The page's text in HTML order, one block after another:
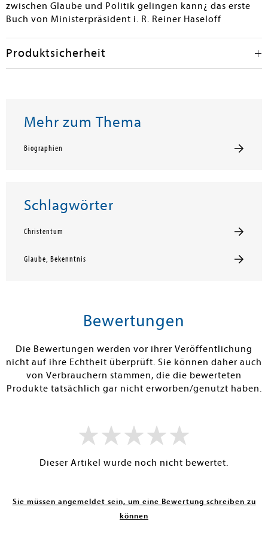
zwischen Glaube und Politik gelingen kann¿ das erste
Buch von Ministerpräsident i. R. Reiner Haseloff
Produktsicherheit
Mehr zum Thema
Biographien
Schlagwörter
Christentum
Glaube, Bekenntnis
Bewertungen
Die Bewertungen werden vor ihrer Veröffentlichung
nicht auf ihre Echtheit überprüft. Sie können daher auch
von Verbrauchern stammen, die die bewerteten
Produkte tatsächlich gar nicht erworben/genutzt haben.
Dieser Artikel wurde noch nicht bewertet.
Sie müssen angemeldet sein, um eine Bewertung schreiben zu
können